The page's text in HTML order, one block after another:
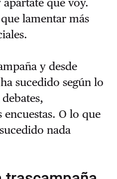
lamentar más
y desde
sucedido según lo
O lo que
nada